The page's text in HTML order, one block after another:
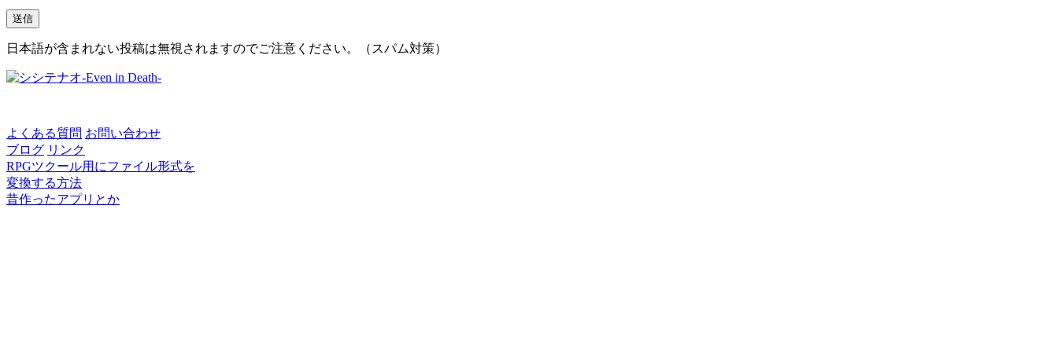
日本語が含まれない投稿は無視されますのでご注意ください。（スパム対策）
よくある質問 お問い合わせ
ブログ リンク
RPGツクール用にファイル形式を
変換する方法
昔作ったアプリとか